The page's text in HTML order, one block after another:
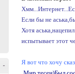
-
Если бы не
Хотя
испытывает этот
Я вот что хочу